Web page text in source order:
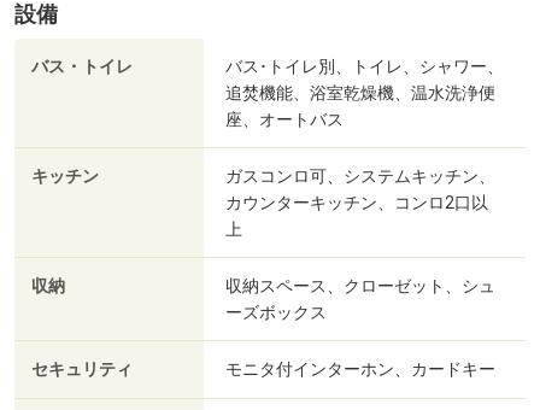
設備
バス・トイレ
バス･トイレ別、トイレ、シャワー、
追焚機能、浴室乾燥機、温水洗浄便
座、オートバス
キッチン
ガスコンロ可、システムキッチン、
カウンターキッチン、コンロ2口以
上
収納
収納スペース、クローゼット、シュ
ーズボックス
セキュリティ モニタ付インターホン、カードキー